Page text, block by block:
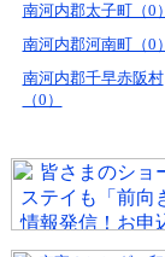
南河内郡太子町（0）
南河内郡河南町（0）
南河内郡千早赤阪村
（0）